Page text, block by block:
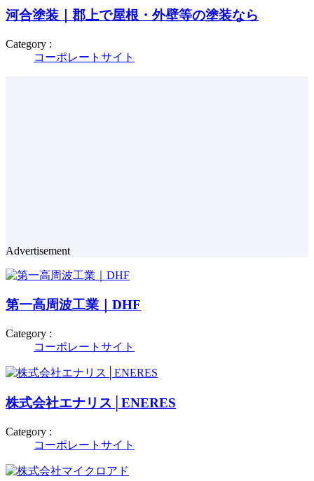
河合塗装｜郡上で屋根・外壁等の塗装なら
Category :
コーポレートサイト
Advertisement
第一高周波工業｜DHF
Category :
コーポレートサイト
株式会社エナリス│ENERES
Category :
コーポレートサイト